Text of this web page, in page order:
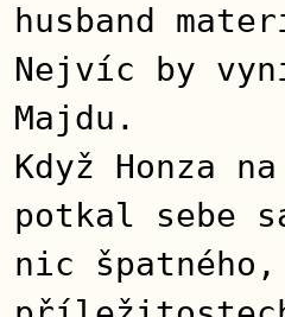
husband
Nejvíc by
Majdu.
Když Honza
potkal sebe
nic